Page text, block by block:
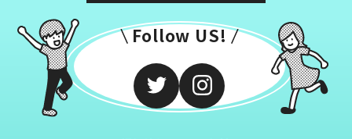
Follow US!